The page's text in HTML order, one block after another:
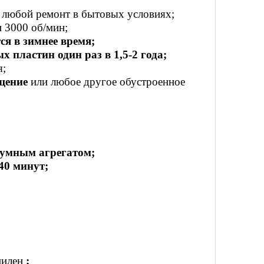
любой ремонт в бытовых условиях;
3000 об/мин;
в зимнее время;
пластин один раз в 1,5-2 года;
или любое другое обустроенное
агрегатом;
минут;
;